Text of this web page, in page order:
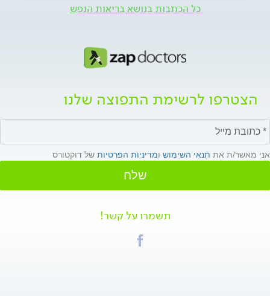
כל הכתבות בנושא בריאות הנפש
הצטרפו לרשימת התפוצה שלנו
אני מאשר/ת את תנאי השימוש ומדיניות הפרטיות של דוקטורס
שלח
תשמרו על קשר!